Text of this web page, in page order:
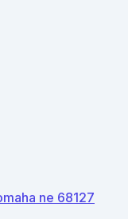
ne 68127